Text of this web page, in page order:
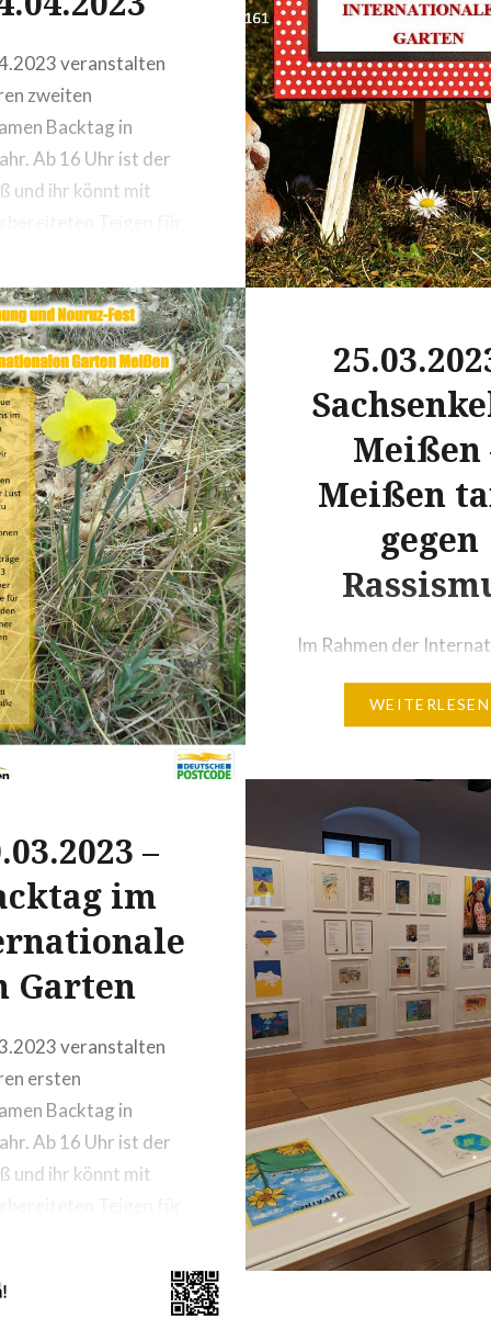
veranstalten
zweiten
Backtag in
Ab 16 Uhr ist der
und ihr könnt mit
backen. Ort:
Garten
Straße 161,
Meißen
Meißen
gegen
Im Rahmen der
veranstaltet das Bündnis
zu dem wir euch alle
herzlich einladen. Die
eingenommenen
werden einer Initiative
gespendet, die sich im
Prävention
und Rassismus
Konzert startet um
und findet im
Club, Bohnitzscher
Meißen statt. Live
werden die Bands…
WEITERLESEN
–
im
Garten
veranstalten
ersten
Backtag in
Ab 16 Uhr ist der
und ihr könnt mit
backen.